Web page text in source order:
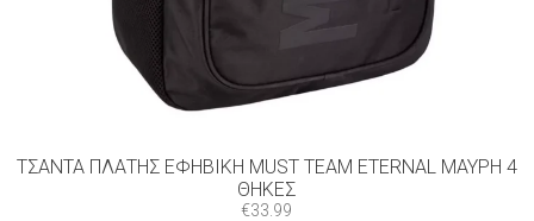
ΤΣΆΝΤΑ ΠΛΆΤΗΣ ΕΦΗΒΙΚΉ MUST TEAM ETERNAL ΜΑΎΡΗ 4
ΘΉΚΕΣ
€33.99